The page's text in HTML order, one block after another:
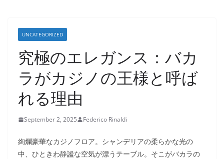
UNCATEGORIZED
究極のエレガンス：バカ
ラがカジノの王様と呼ば
れる理由
September 2, 2025 Federico Rinaldi
絢爛豪華なカジノフロア。シャンデリアの柔らかな光の
中、ひときわ静謐な空気が漂うテーブル。そこがバカラの